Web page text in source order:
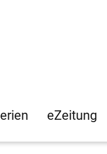
eZeitung